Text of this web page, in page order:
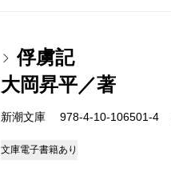
俘虜記
大岡昇平／著
新潮文庫 978-4-10-106501-
文庫電子書籍あり